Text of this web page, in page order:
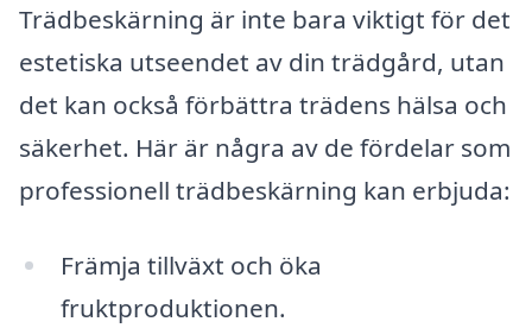
Trädbeskärning är inte bara viktigt för det
estetiska utseendet av din trädgård, utan
det kan också förbättra trädens hälsa och
säkerhet. Här är några av de fördelar som
professionell trädbeskärning kan erbjuda:
Främja tillväxt och öka
fruktproduktionen.